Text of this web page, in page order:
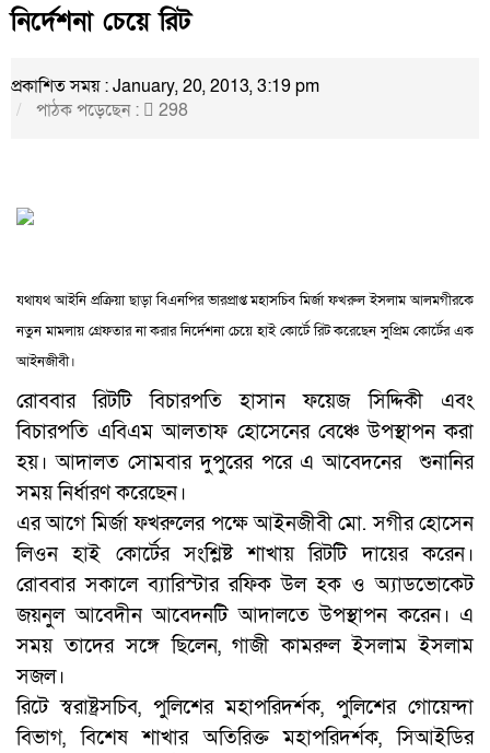
নির্দেশনা চেয়ে রিট
প্রকাশিত সময় : January, 20, 2013, 3:19 pm
পাঠক পড়েছেন :
298
যথাযথ আইনি প্রক্রিয়া ছাড়া বিএনপির ভারপ্রাপ্ত মহাসচিব মির্জা ফখরুল ইসলাম আলমগীরকে
নতুন মামলায় গ্রেফতার না করার নির্দেশনা চেয়ে হাই কোর্টে রিট করেছেন সুপ্রিম কোর্টের এক
আইনজীবী।
রোববার রিটটি বিচারপতি হাসান ফয়েজ সিদ্দিকী এবং
বিচারপতি এবিএম আলতাফ হোসেনের বেঞ্চে উপস্থাপন করা
হয়। আদালত সোমবার দুপুরের পরে এ আবেদনের শুনানির
সময় নির্ধারণ করেছেন।
এর আগে মির্জা ফখরুলের পক্ষে আইনজীবী মো. সগীর হোসেন
লিওন হাই কোর্টের সংশ্লিষ্ট শাখায় রিটটি দায়ের করেন।
রোববার সকালে ব্যারিস্টার রফিক উল হক ও অ্যাডভোকেট
জয়নুল আবেদীন আবেদনটি আদালতে উপস্থাপন করেন। এ
সময় তাদের সঙ্গে ছিলেন, গাজী কামরুল ইসলাম ইসলাম
সজল।
রিটে স্বরাষ্ট্রসচিব, পুলিশের মহাপরিদর্শক, পুলিশের গোয়েন্দা
বিভাগ, বিশেষ শাখার অতিরিক্ত মহাপরিদর্শক, সিআইডির